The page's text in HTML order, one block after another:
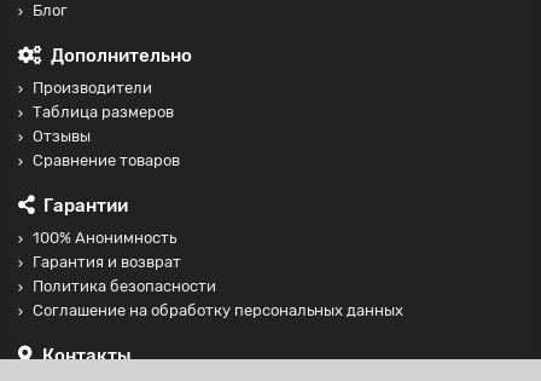
Блог
Дополнительно
Производители
Таблица размеров
Отзывы
Сравнение товаров
Гарантии
100% Анонимность
Гарантия и возврат
Политика безопасности
Соглашение на обработку персональных данных
Контакты